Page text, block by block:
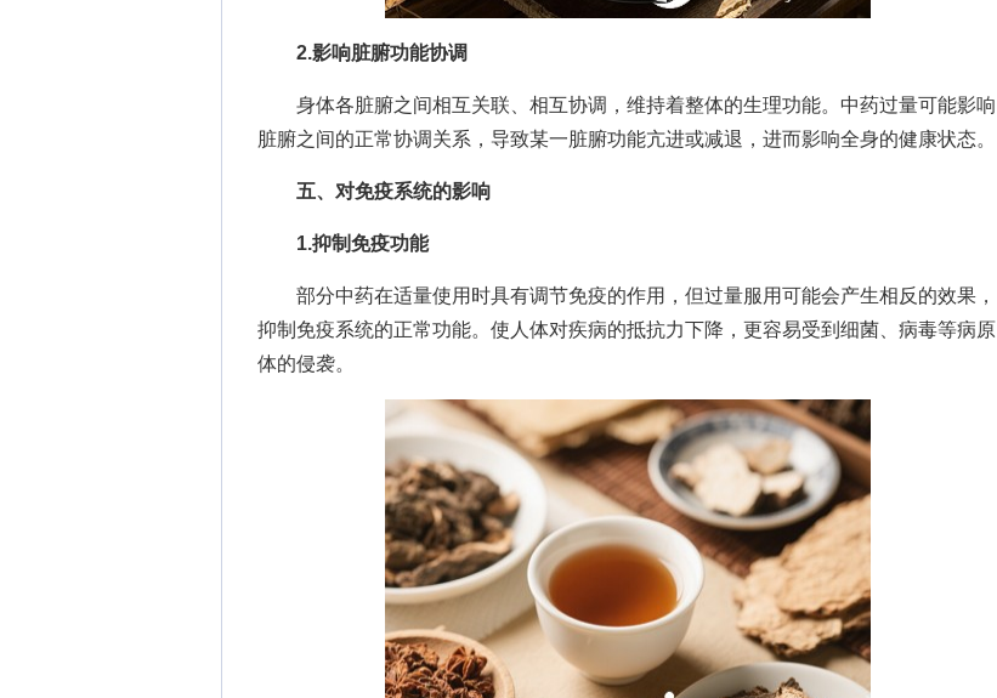
2.影响脏腑功能协调
身体各脏腑之间相互关联、相互协调，维持着整体的生理功能。中药过量可能影响
脏腑之间的正常协调关系，导致某一脏腑功能亢进或减退，进而影响全身的健康状态。
五、对免疫系统的影响
1.抑制免疫功能
部分中药在适量使用时具有调节免疫的作用，但过量服用可能会产生相反的效果，
抑制免疫系统的正常功能。使人体对疾病的抵抗力下降，更容易受到细菌、病毒等病原
体的侵袭。